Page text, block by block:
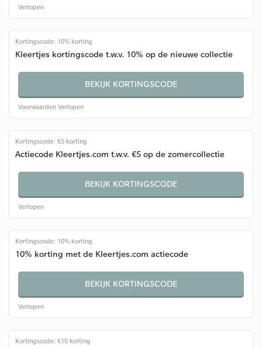
Verlopen
Kortingscode: 10% korting
Kleertjes kortingscode t.w.v. 10% op de nieuwe collectie
BEKIJK KORTINGSCODE
Voorwaarden Verlopen
Kortingscode: €5 korting
Actiecode Kleertjes.com t.w.v. €5 op de zomercollectie
BEKIJK KORTINGSCODE
Verlopen
Kortingscode: 10% korting
10% korting met de Kleertjes.com actiecode
BEKIJK KORTINGSCODE
Verlopen
Kortingscode: €10 korting